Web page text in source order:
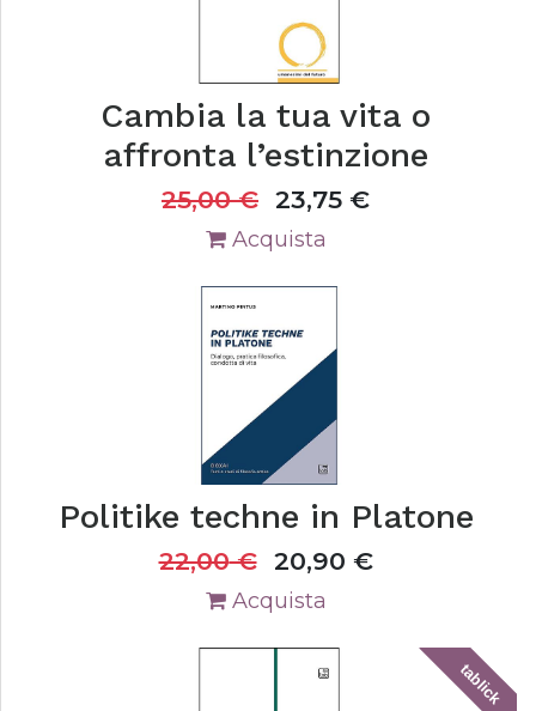
Cambia la tua vita o
affronta l’estinzione
25,00€ 23,75 €
Acquista
Politike techne in Platone
22,00€ 20,90 €
Acquista
tablick